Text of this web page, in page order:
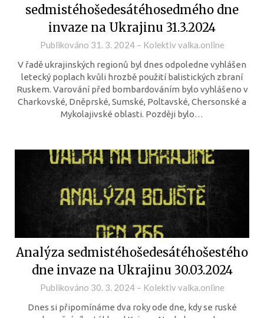
sedmistéhošedesátéhosedmého dne
invaze na Ukrajinu 31.3.2024
Publikováno 31. 3. 2024– Kolektiv valka.online
V řadě ukrajinských regionů byl dnes odpoledne vyhlášen
letecký poplach kvůli hrozbě použití balistických zbraní
Ruskem. Varování před bombardováním bylo vyhlášeno v
Charkovské, Dněprské, Sumské, Poltavské, Chersonské a
Mykolajivské oblasti. Později bylo…
Analýza sedmistéhošedesátéhošestého
dne invaze na Ukrajinu 30.03.2024
Publikováno 30. 3. 2024– Kolektiv valka.online
Dnes si připomínáme dva roky ode dne, kdy se ruské